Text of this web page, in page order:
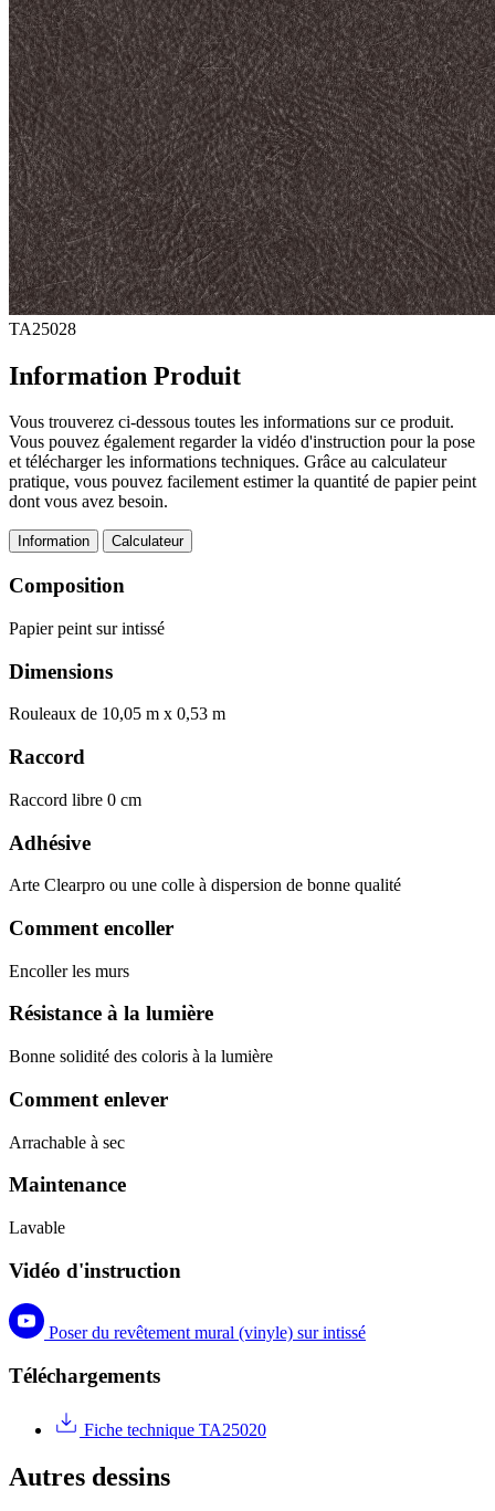
TA25028
Information Produit
Vous trouverez ci-dessous toutes les informations sur ce produit.
Vous pouvez également regarder la vidéo d'instruction pour la pose
et télécharger les informations techniques. Grâce au calculateur
pratique, vous pouvez facilement estimer la quantité de papier peint
dont vous avez besoin.
Information Calculateur
Composition
Papier peint sur intissé
Dimensions
Rouleaux de 10,05 m x 0,53 m
Raccord
Raccord libre 0 cm
Adhésive
Arte Clearpro ou une colle à dispersion de bonne qualité
Comment encoller
Encoller les murs
Résistance à la lumière
Bonne solidité des coloris à la lumière
Comment enlever
Arrachable à sec
Maintenance
Lavable
Vidéo d'instruction
Poser du revêtement mural (vinyle) sur intissé
Téléchargements
Fiche technique TA25020
Autres dessins